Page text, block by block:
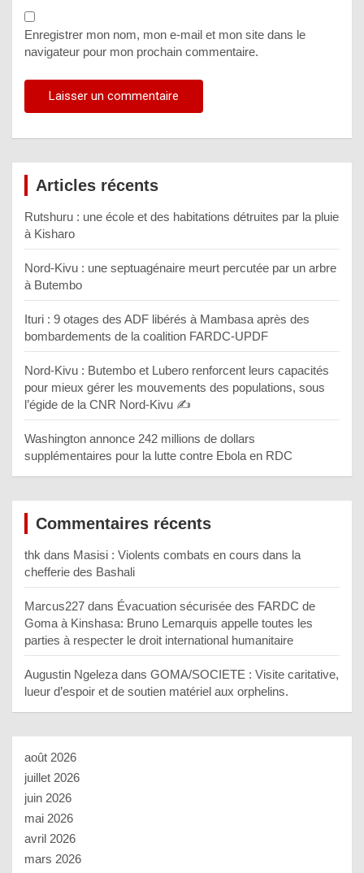
Enregistrer mon nom, mon e-mail et mon site dans le
navigateur pour mon prochain commentaire.
Articles récents
Rutshuru : une école et des habitations détruites par la pluie
à Kisharo
Nord-Kivu : une septuagénaire meurt percutée par un arbre
à Butembo
Ituri : 9 otages des ADF libérés à Mambasa après des
bombardements de la coalition FARDC-UPDF
Nord-Kivu : Butembo et Lubero renforcent leurs capacités
pour mieux gérer les mouvements des populations, sous
l’égide de la CNR Nord-Kivu ✍️
Washington annonce 242 millions de dollars
supplémentaires pour la lutte contre Ebola en RDC
Commentaires récents
thk dans Masisi : Violents combats en cours dans la
chefferie des Bashali
Marcus227 dans Évacuation sécurisée des FARDC de
Goma à Kinshasa: Bruno Lemarquis appelle toutes les
parties à respecter le droit international humanitaire
Augustin Ngeleza dans GOMA/SOCIETE : Visite caritative,
lueur d’espoir et de soutien matériel aux orphelins.
août 2026
juillet 2026
juin 2026
mai 2026
avril 2026
mars 2026